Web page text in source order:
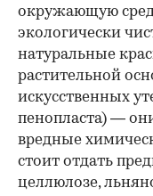
окружающую
экологически
натуральные
растительной
искусственных
пенопласта) —
вредные
стоит отдать
целлюлозе,